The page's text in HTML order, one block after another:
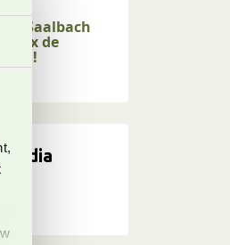
in Saalbach
10x de
rij!